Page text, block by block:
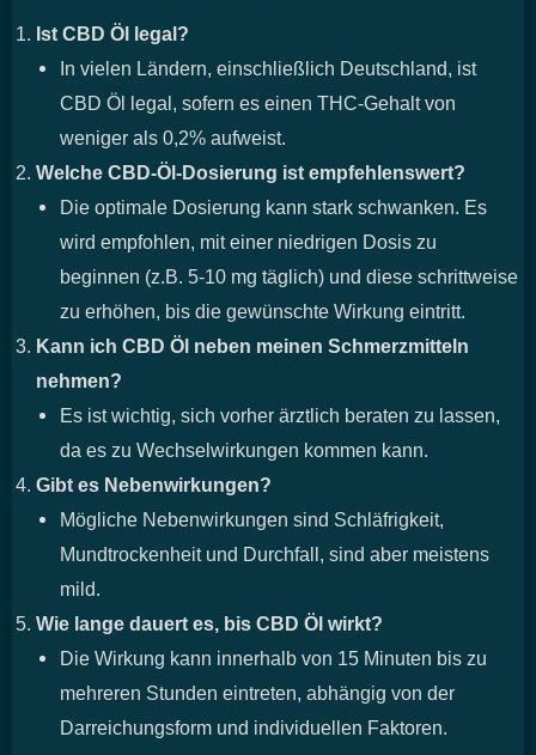
Ist CBD Öl legal?
In vielen Ländern, einschließlich Deutschland, ist
CBD Öl legal, sofern es einen THC-Gehalt von
weniger als 0,2% aufweist.
Welche CBD-Öl-Dosierung ist empfehlenswert?
Die optimale Dosierung kann stark schwanken. Es
wird empfohlen, mit einer niedrigen Dosis zu
beginnen (z.B. 5-10 mg täglich) und diese schrittweise
zu erhöhen, bis die gewünschte Wirkung eintritt.
Kann ich CBD Öl neben meinen Schmerzmitteln
nehmen?
Es ist wichtig, sich vorher ärztlich beraten zu lassen,
da es zu Wechselwirkungen kommen kann.
Gibt es Nebenwirkungen?
Mögliche Nebenwirkungen sind Schläfrigkeit,
Mundtrockenheit und Durchfall, sind aber meistens
mild.
Wie lange dauert es, bis CBD Öl wirkt?
Die Wirkung kann innerhalb von 15 Minuten bis zu
mehreren Stunden eintreten, abhängig von der
Darreichungsform und individuellen Faktoren.